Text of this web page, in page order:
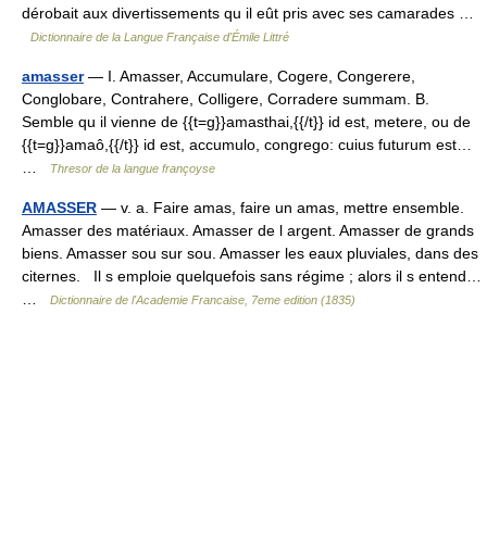
dérobait aux divertissements qu il eût pris avec ses camarades …
Dictionnaire de la Langue Française d'Émile Littré
amasser— I. Amasser, Accumulare, Cogere, Congerere,
Conglobare, Contrahere, Colligere, Corradere summam. B.
Semble qu il vienne de {{t=g}}amasthai,{{/t}} id est, metere, ou de
{{t=g}}amaô,{{/t}} id est, accumulo, congrego: cuius futurum est…
Thresor de la langue françoyse
AMASSER — v. a. Faire amas, faire un amas, mettre ensemble.
Amasser des matériaux. Amasser de l argent. Amasser de grands
biens. Amasser sou sur sou. Amasser les eaux pluviales, dans des
citernes. Il s emploie quelquefois sans régime ; alors il s entend…
Dictionnaire de l'Academie Francaise, 7eme edition (1835)